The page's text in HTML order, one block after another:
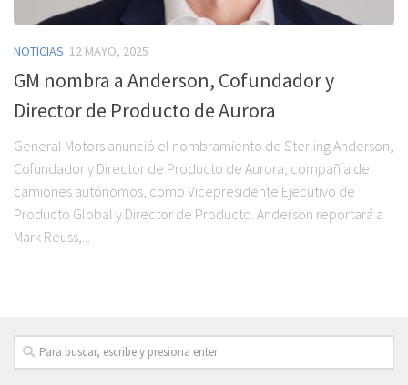
NOTICIAS 12 MAYO, 2025
GM nombra a Anderson, Cofundador y
Director de Producto de Aurora
General Motors anunció el nombramiento de Sterling Anderson,
Cofundador y Director de Producto de Aurora, compañía de
camiones autónomos, como Vicepresidente Ejecutivo de
Producto Global y Director de Producto. Anderson reportará a
Mark Reuss,...